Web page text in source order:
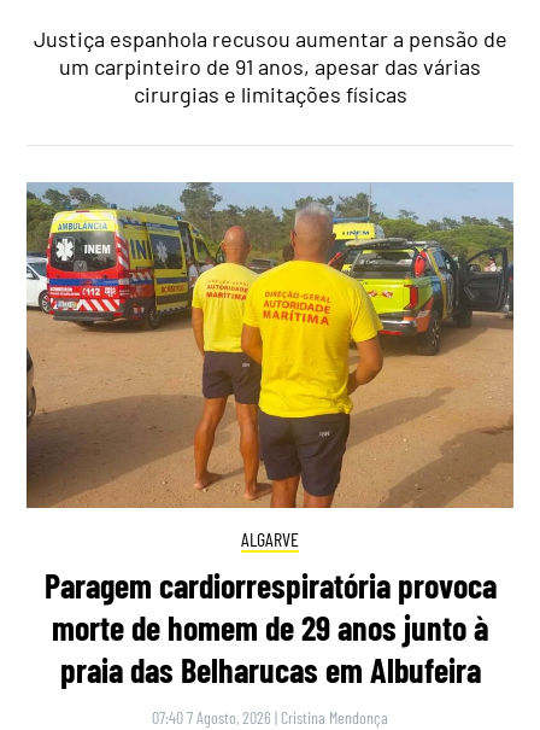
Justiça espanhola recusou aumentar a pensão de
um carpinteiro de 91 anos, apesar das várias
cirurgias e limitações físicas
ALGARVE
Paragem cardiorrespiratória provoca
morte de homem de 29 anos junto à
praia das Belharucas em Albufeira
07:40 7 Agosto, 2026 | Cristina Mendonça